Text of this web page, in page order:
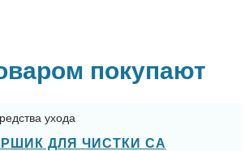
покупают
ухода
ДЛЯ ЧИСТКИ СА